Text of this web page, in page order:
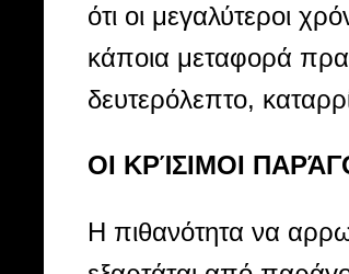
ότι οι μεγαλύτεροι
κάποια μεταφορά
δευτερόλεπτο,
ΟΙ ΚΡΊΣΙΜΟΙ
Η πιθανότητα να